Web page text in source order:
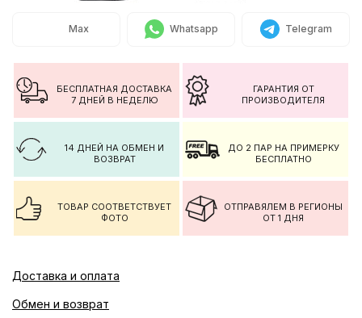
Max Whatsapp Telegram
БЕСПЛАТНАЯ ДОСТАВКА
7 ДНЕЙ В НЕДЕЛЮ
ГАРАНТИЯ ОТ
ПРОИЗВОДИТЕЛЯ
14 ДНЕЙ НА ОБМЕН И
ВОЗВРАТ
ДО 2 ПАР НА ПРИМЕРКУ
БЕСПЛАТНО
ТОВАР СООТВЕТСТВУЕТ
ФОТО
ОТПРАВЯЛЕМ В РЕГИОНЫ
ОТ 1 ДНЯ
Доставка и оплата
Обмен и возврат